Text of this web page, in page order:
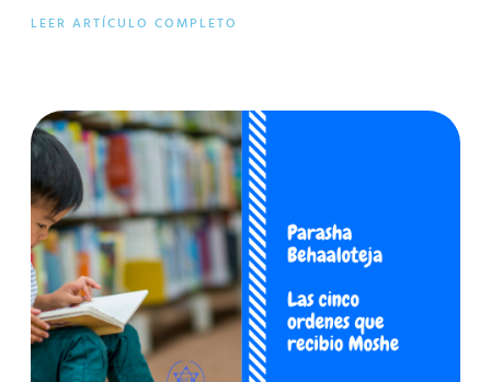
LEER ARTÍCULO COMPLETO